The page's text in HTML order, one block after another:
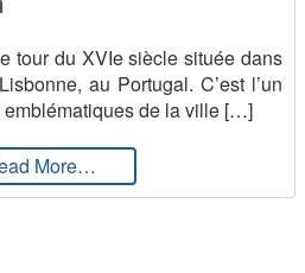
tour du XVIe siècle située dans
au Portugal. C’est l’un
de la ville […]
More…from La tour de Belém